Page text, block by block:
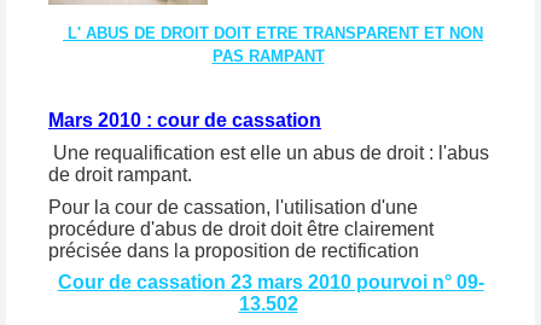
L' ABUS DE DROIT DOIT ETRE TRANSPARENT ET NON
PAS RAMPANT
Mars 2010 : cour de cassation
Une requalification est elle un abus de droit : l'abus
de droit rampant.
Pour la cour de cassation, l'utilisation d'une
procédure d'abus de droit doit être clairement
précisée dans la proposition de rectification
Cour de cassation 23 mars 2010 pourvoi n° 09-
13.502